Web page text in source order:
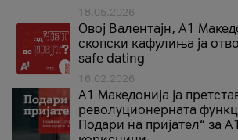
18.05.2026
Овој Валентајн, A1
скопски кафулиња ја
safe dating
16.02.2026
А1 Македонија ја
револуционерната
Подари на пријател“ за